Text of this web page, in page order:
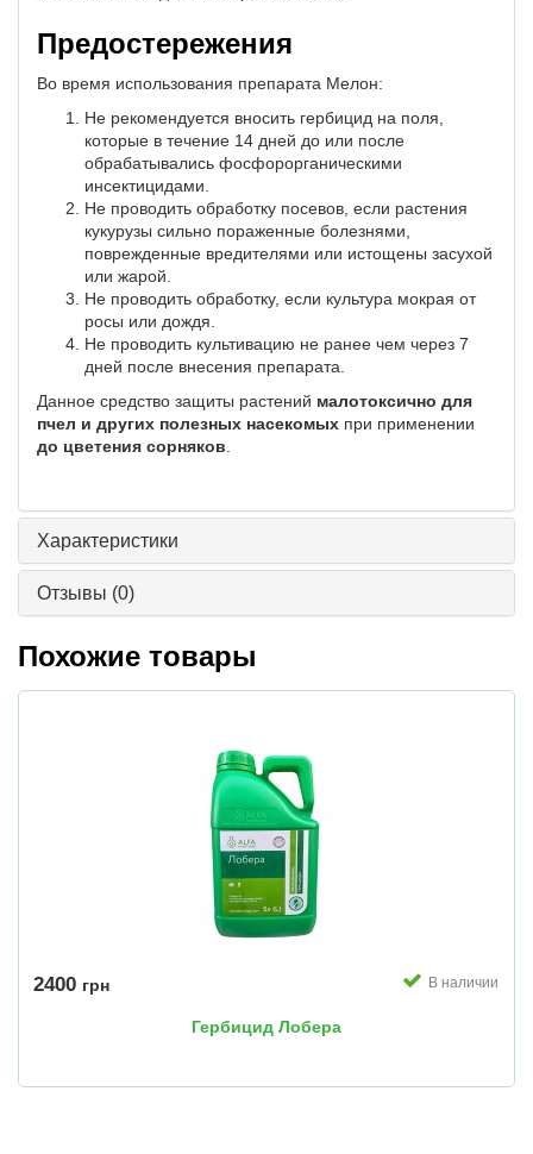
Предостережения
Во время использования препарата Мелон:
Не рекомендуется вносить гербицид на поля,
которые в течение 14 дней до или после
обрабатывались фосфорорганическими
инсектицидами.
Не проводить обработку посевов, если растения
кукурузы сильно пораженные болезнями,
поврежденные вредителями или истощены засухой
или жарой.
Не проводить обработку, если культура мокрая от
росы или дождя.
Не проводить культивацию не ранее чем через 7
дней после внесения препарата.
Данное средство защиты растений малотоксично для
пчел и других полезных насекомых при применении
до цветения сорняков
Характеристики
Отзывы (0)
Похожие товары
2400 грн В наличии
Гербицид Лобера